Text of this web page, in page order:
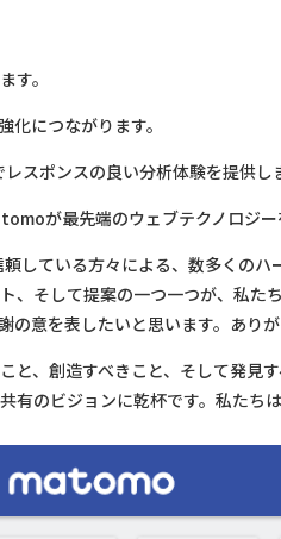
す。
につながります。
スポンスの良い分析体験を提供し
が最先端のウェブテクノロジー
している方々による、数多くのハ
、そして提案の一つ一つが、私た
意を表したいと思います。あり
と、創造すべきこと、そして発見
のビジョンに乾杯です。私たち